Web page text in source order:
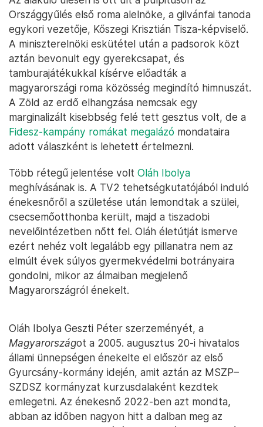
Országgyűlés első roma alelnöke, a gilvánfai tanoda
egykori vezetője, Kőszegi Krisztián Tisza-képviselő.
A miniszterelnöki eskütétel után a padsorok közt
aztán bevonult egy gyerekcsapat, és
tamburajátékukkal kísérve előadták a
magyarországi roma közösség megindító himnuszát.
A Zöld az erdő elhangzása nemcsak egy
marginalizált kisebbség felé tett gesztus volt, de a
Fidesz-kampány romákat megalázó mondataira
adott válaszként is lehetett értelmezni.
Több rétegű jelentése volt Oláh Ibolya
meghívásának is. A TV2 tehetségkutatójából induló
énekesnőről a születése után lemondtak a szülei,
csecsemőotthonba került, majd a tiszadobi
nevelőintézetben nőtt fel. Oláh életútját ismerve
ezért nehéz volt legalább egy pillanatra nem az
elmúlt évek súlyos gyermekvédelmi botrányaira
gondolni, mikor az álmaiban megjelenő
Magyarországról énekelt.
Oláh Ibolya Geszti Péter szerzeményét, a
Magyarországot a 2005. augusztus 20-i hivatalos
állami ünnepségen énekelte el először az első
Gyurcsány-kormány idején, amit aztán az MSZP–
SZDSZ kormányzat kurzusdalaként kezdtek
emlegetni. Az énekesnő 2022-ben azt mondta,
abban az időben nagyon hitt a dalban meg az